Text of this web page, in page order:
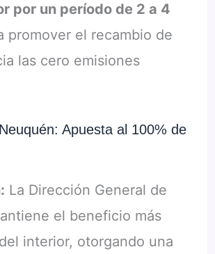
por un período de 2 a 4
promover el recambio de
las cero emisiones
Apuesta al 100% de
La Dirección General de
el beneficio más
interior, otorgando una